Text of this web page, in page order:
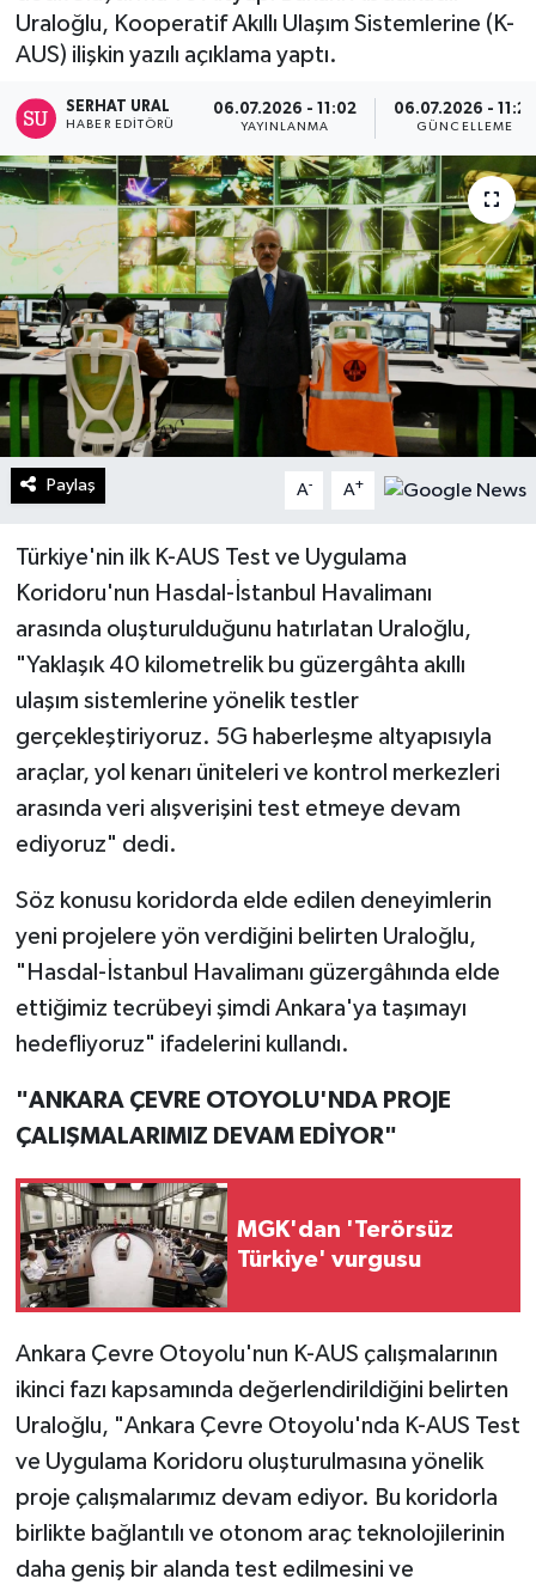
Uraloğlu, Kooperatif Akıllı Ulaşım Sistemlerine (K-
AUS) ilişkin yazılı açıklama yaptı.
SERHAT URAL
HABER EDITÖRÜ
06.07.2026 - 11:02
YAYINLANMA
06.07.2026 - 11:27
GÜNCELLEME
Paylaş A- A+
Türkiye'nin ilk K-AUS Test ve Uygulama
Koridoru'nun Hasdal-İstanbul Havalimanı
arasında oluşturulduğunu hatırlatan Uraloğlu,
"Yaklaşık 40 kilometrelik bu güzergâhta akıllı
ulaşım sistemlerine yönelik testler
gerçekleştiriyoruz. 5G haberleşme altyapısıyla
araçlar, yol kenarı üniteleri ve kontrol merkezleri
arasında veri alışverişini test etmeye devam
ediyoruz" dedi.
Söz konusu koridorda elde edilen deneyimlerin
yeni projelere yön verdiğini belirten Uraloğlu,
"Hasdal-İstanbul Havalimanı güzergâhında elde
ettiğimiz tecrübeyi şimdi Ankara'ya taşımayı
hedefliyoruz" ifadelerini kullandı.
"ANKARA ÇEVRE OTOYOLU'NDA PROJE
ÇALIŞMALARIMIZ DEVAM EDİYOR"
MGK'dan 'Terörsüz
Türkiye' vurgusu
Ankara Çevre Otoyolu'nun K-AUS çalışmalarının
ikinci fazı kapsamında değerlendirildiğini belirten
Uraloğlu, "Ankara Çevre Otoyolu'nda K-AUS Test
ve Uygulama Koridoru oluşturulmasına yönelik
proje çalışmalarımız devam ediyor. Bu koridorla
birlikte bağlantılı ve otonom araç teknolojilerinin
daha geniş bir alanda test edilmesini ve